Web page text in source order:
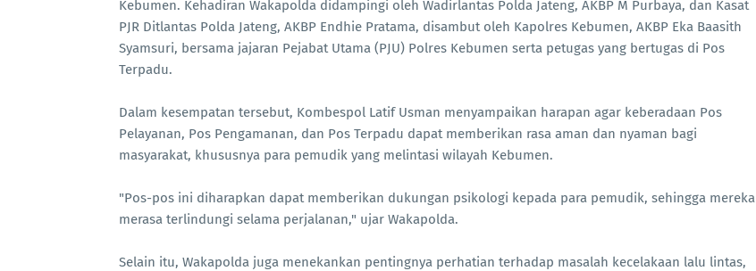
Kebumen. Kehadiran Wakapolda didampingi oleh Wadirlantas Polda Jateng, AKBP M Purbaya, dan Kasat
PJR Ditlantas Polda Jateng, AKBP Endhie Pratama, disambut oleh Kapolres Kebumen, AKBP Eka Baasith
Syamsuri, bersama jajaran Pejabat Utama (PJU) Polres Kebumen serta petugas yang bertugas di Pos
Terpadu.
Dalam kesempatan tersebut, Kombespol Latif Usman menyampaikan harapan agar keberadaan Pos
Pelayanan, Pos Pengamanan, dan Pos Terpadu dapat memberikan rasa aman dan nyaman bagi
masyarakat, khususnya para pemudik yang melintasi wilayah Kebumen.
"Pos-pos ini diharapkan dapat memberikan dukungan psikologi kepada para pemudik, sehingga mereka
merasa terlindungi selama perjalanan," ujar Wakapolda.
Selain itu, Wakapolda juga menekankan pentingnya perhatian terhadap masalah kecelakaan lalu lintas,